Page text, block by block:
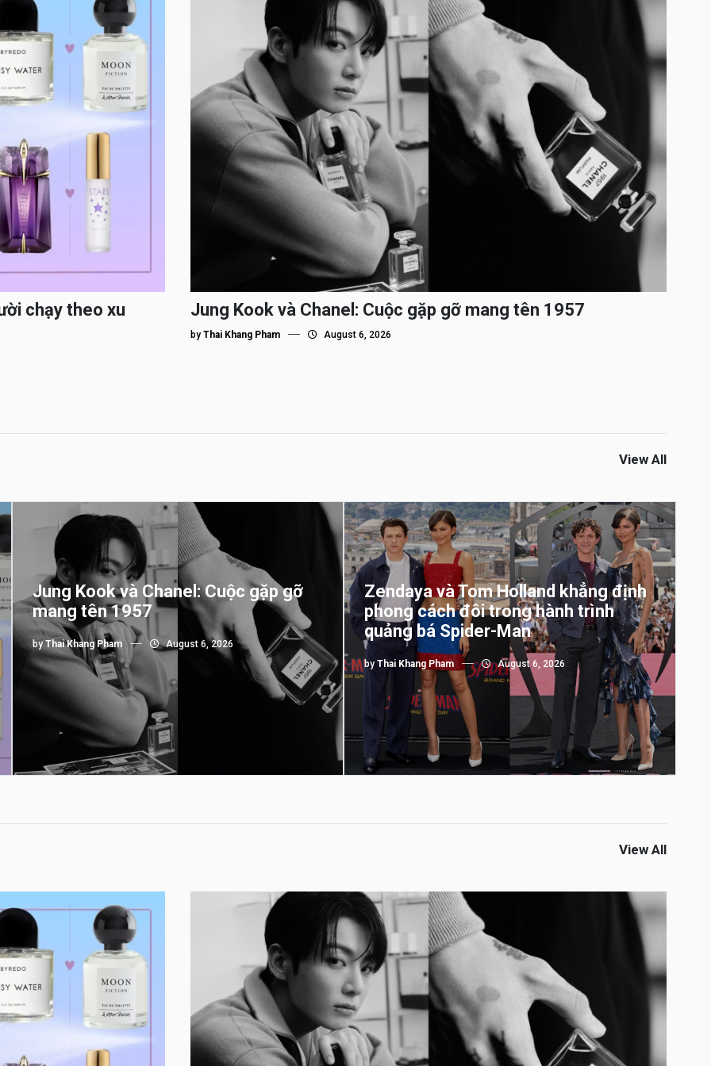
chạy theo xu Jung Kook và Chanel: Cuộc gặp gỡ mang tên 1957
by Thai Khang Pham August 6, 2026
View All
Jung Kook và Chanel: Cuộc gặp gỡ
mang tên 1957
by Thai Khang Pham August 6, 2026
Zendaya và Tom Holland khẳng định
phong cách đôi trong hành trình
quảng bá Spider-Man
byThai Khang Pham August 6, 2026
View All